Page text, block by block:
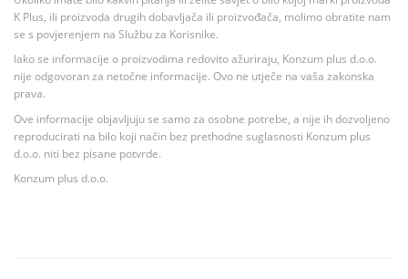
K Plus, ili proizvoda drugih dobavljača ili proizvođača, molimo obratite nam
se s povjerenjem na Službu za Korisnike.
Iako se informacije o proizvodima redovito ažuriraju, Konzum plus d.o.o.
nije odgovoran za netočne informacije. Ovo ne utječe na vaša zakonska
prava.
Ove informacije objavljuju se samo za osobne potrebe, a nije ih dozvoljeno
reproducirati na bilo koji način bez prethodne suglasnosti Konzum plus
d.o.o. niti bez pisane potvrde.
Konzum plus d.o.o.